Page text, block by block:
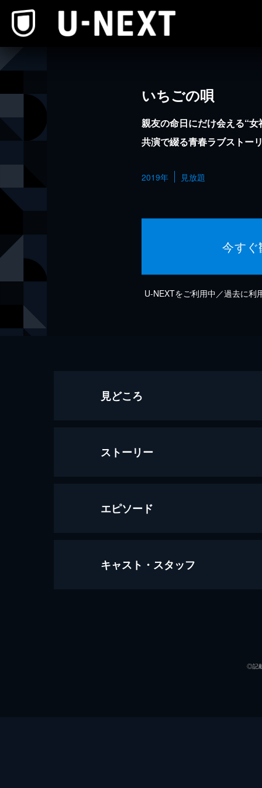
いちごの唄
親友の命日にだけ会える“
共演で綴る青春ラブストー
2019年 見放題
今す
U-NEXTをご利用中／過去に利
見どころ
ストーリー
エピソード
いちごの唄
キャスト・スタッフ
◎記